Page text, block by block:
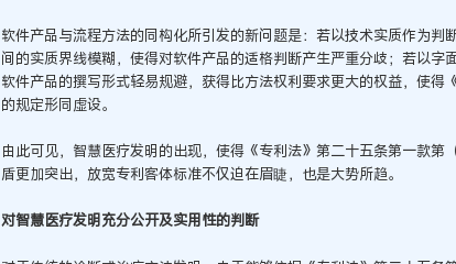
软件产品与流程方法的同构化所引发的新问题是：若以技术实质作为判
间的实质界线模糊，使得对软件产品的适格判断产生严重分歧；若以字
软件产品的撰写形式轻易规避，获得比方法权利要求更大的权益，使得
的规定形同虚设。
由此可见，智慧医疗发明的出现，使得《专利法》第二十五条第一款第
盾更加突出，放宽专利客体标准不仅迫在眉睫，也是大势所趋。
对智慧医疗发明充分公开及实用性的判断